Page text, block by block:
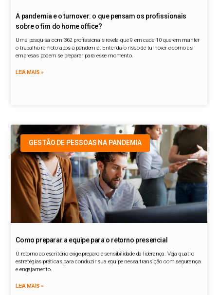
A pandemia e o turnover: o que pensam os profissionais
sobre o fim do home office?
Uma pesquisa com 362 profissionais revela que 9 em cada 10 querem manter
o trabalho remoto após a pandemia. Entenda o risco de turnover e como as
empresas podem se preparar para esse momento.
LEIA MAIS »
GESTÃO DE PESSOAS NA PANDEMIA
Como preparar a equipe para o retorno presencial
O retorno ao escritório exige preparo e sensibilidade da liderança. Veja quatro
estratégias práticas para conduzir sua equipe nessa transição com segurança
e engajamento.
LEIA MAIS »